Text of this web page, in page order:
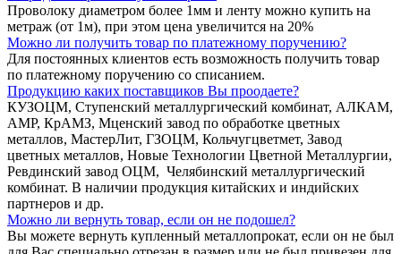
Проволоку диаметром более 1мм и ленту можно купить на
метраж (от 1м), при этом цена увеличится на 20%
Можно ли получить товар по платежному поручению?
Для постоянных клиентов есть возможность получить товар
по платежному поручению со списанием.
Продукцию каких поставщиков Вы проодаете?
КУЗОЦМ, Ступенский металлургический комбинат, АЛКАМ,
АМР, КрАМЗ, Мценский завод по обработке цветных
металлов, МастерЛит, ГЗОЦМ, Кольчугцветмет, Завод
цветных металлов, Новые Технологии Цветной Металлургии,
Ревдинский завод ОЦМ, Челябинский металлургический
комбинат. В наличии продукция китайских и индийских
партнеров и др.
Можно ли вернуть товар, если он не подошел?
Вы можете вернуть купленный металлопрокат, если он не был